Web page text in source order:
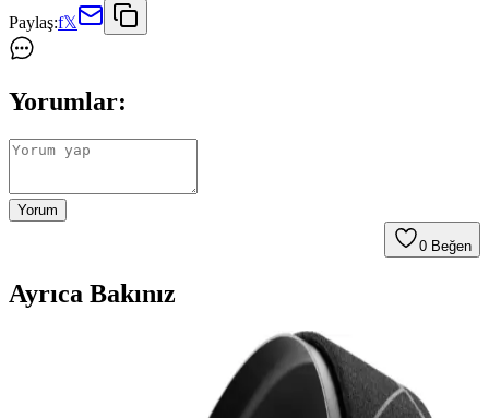
Paylaş:f𝕏
Yorumlar:
Yorum
0 Beğen
Ayrıca Bakınız
İş Görüşmeleri İçin Sony XM5 ve Bose
Kulaklıkların Performans ve Konfor Analizi